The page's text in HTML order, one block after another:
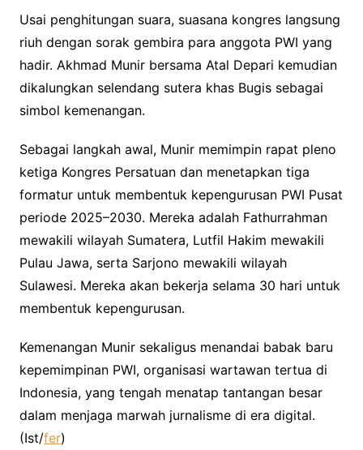
Usai penghitungan suara, suasana kongres langsung
riuh dengan sorak gembira para anggota PWI yang
hadir. Akhmad Munir bersama Atal Depari kemudian
dikalungkan selendang sutera khas Bugis sebagai
simbol kemenangan.
Sebagai langkah awal, Munir memimpin rapat pleno
ketiga Kongres Persatuan dan menetapkan tiga
formatur untuk membentuk kepengurusan PWI Pusat
periode 2025–2030. Mereka adalah Fathurrahman
mewakili wilayah Sumatera, Lutfil Hakim mewakili
Pulau Jawa, serta Sarjono mewakili wilayah
Sulawesi. Mereka akan bekerja selama 30 hari untuk
membentuk kepengurusan.
Kemenangan Munir sekaligus menandai babak baru
kepemimpinan PWI, organisasi wartawan tertua di
Indonesia, yang tengah menatap tantangan besar
dalam menjaga marwah jurnalisme di era digital.
(Ist/fer)